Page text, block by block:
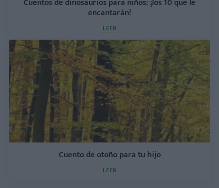
encantarán!
LEER
Cuento de otoño para tu hijo
LEER